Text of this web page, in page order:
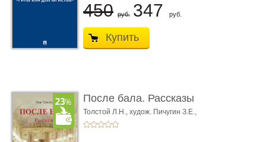
450 руб. 347 руб.
Купить
После бала. Рассказы
Толстой Л.Н., худож. Пичугин З.Е.,
худож. Лебедев А.И.,